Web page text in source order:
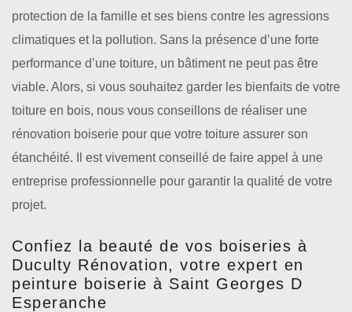
protection de la famille et ses biens contre les agressions
climatiques et la pollution. Sans la présence d’une forte
performance d’une toiture, un bâtiment ne peut pas être
viable. Alors, si vous souhaitez garder les bienfaits de votre
toiture en bois, nous vous conseillons de réaliser une
rénovation boiserie pour que votre toiture assurer son
étanchéité. Il est vivement conseillé de faire appel à une
entreprise professionnelle pour garantir la qualité de votre
projet.
Confiez la beauté de vos boiseries à
Duculty Rénovation, votre expert en
peinture boiserie à Saint Georges D
Esperanche